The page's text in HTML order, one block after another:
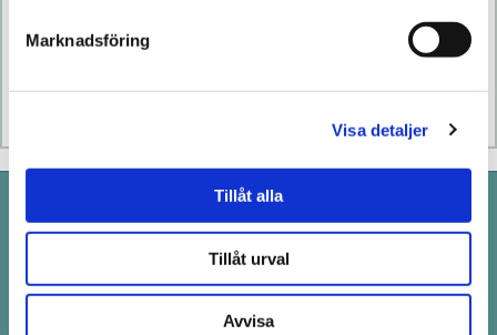
Marknadsföring
Visa detaljer
Tillåt alla
Tillåt urval
Avvisa
769 kr 1 099 kr
Läs mer
Pistill i Stockholm
Drottninggatan 100 i Stockholm
Telefon: 08-411 66 66
order@pistill.se